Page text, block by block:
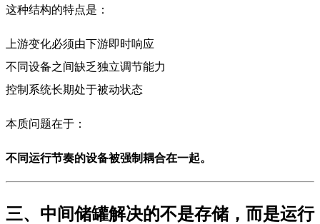
这种结构的特点是：
上游变化必须由下游即时响应
不同设备之间缺乏独立调节能力
控制系统长期处于被动状态
本质问题在于：
不同运行节奏的设备被强制耦合在一起。
三、中间储罐解决的不是存储，而是运行